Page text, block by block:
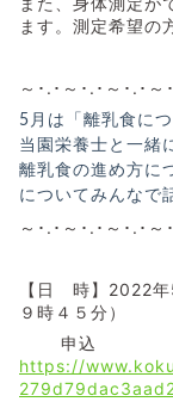
ます。測定希望の
～･.･～･.･～･.･～
5月は「離乳食に
当園栄養士と一緒
離乳食の進め方に
についてみんなで
～･.･～･.･～･.･～
【日 時】2022年
９時４５分）
申込
https://